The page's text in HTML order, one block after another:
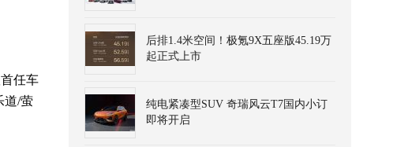
任车
道/萤
后排1.4米空间！极氪9X五座版45.19万
起正式上市
纯电紧凑型SUV 奇瑞风云T7国内小订
即将开启